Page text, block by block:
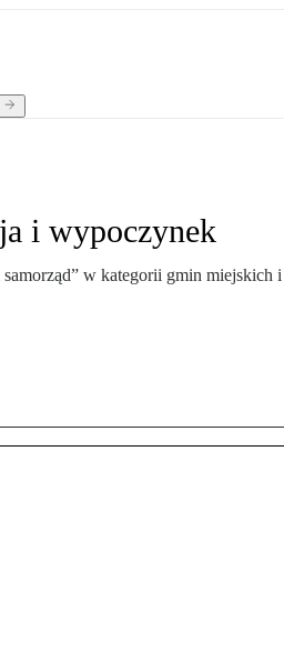
i wypoczynek
w kategorii gmin miejskich